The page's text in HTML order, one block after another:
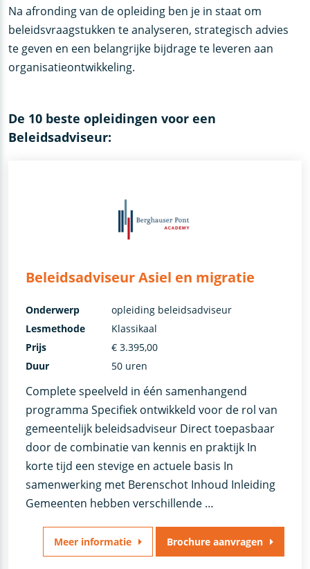
Na afronding van de opleiding ben je in staat om
beleidsvraagstukken te analyseren, strategisch advies
te geven en een belangrijke bijdrage te leveren aan
organisatieontwikkeling.
De 10 beste opleidingen voor een
Beleidsadviseur:
Beleidsadviseur Asiel en migratie
Complete speelveld in één samenhangend
programma Specifiek ontwikkeld voor de rol van
gemeentelijk beleidsadviseur Direct toepasbaar
door de combinatie van kennis en praktijk In
korte tijd een stevige en actuele basis In
samenwerking met Berenschot Inhoud Inleiding
Gemeenten hebben verschillende …
Onderwerp
opleiding beleidsadviseur
Lesmethode
Klassikaal
Prijs
€ 3.395,00
Duur
50 uren
Meer informatie Brochure aanvragen